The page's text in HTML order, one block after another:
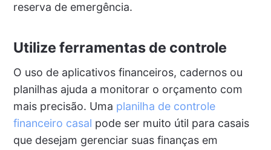
reserva de emergência.
Utilize ferramentas de controle
O uso de aplicativos financeiros, cadernos ou
planilhas ajuda a monitorar o orçamento com
mais precisão. Uma planilha de controle
financeiro casal pode ser muito útil para casais
que desejam gerenciar suas finanças em